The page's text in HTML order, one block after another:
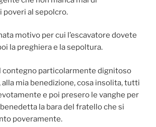
poveri al sepolcro.
motivo per cui l’escavatore dovete
la preghiera e la sepoltura.
contegno particolarmente dignitoso
mia benedizione, cosa insolita, tutti
e poi presero le vanghe per
la bara del fratello che si
poveramente.